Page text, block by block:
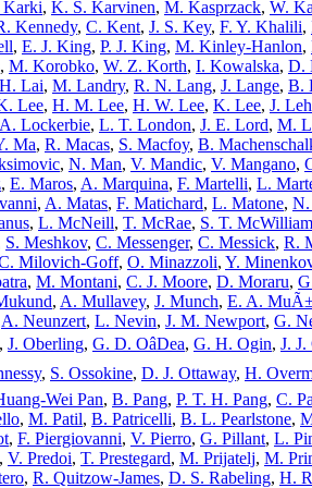
Karki, K. S. Karvinen, M. Kasprzack, W.
Kennedy, C. Kent, J. S. Key, F. Y. Khalili,
, E. J. King, P. J. King, M. Kinley-Hanlon,
, M. Korobko, W. Z. Korth, I. Kowalska, D.
Lai, M. Landry, R. N. Lang, J. Lange, B.
Lee, H. M. Lee, H. W. Lee, K. Lee, J.
Lockerbie, L. T. London, J. E. Lord, M.
Ma, R. Macas, S. Macfoy, B.
, N. Man, V. Mandic, V. Mangano,
, E. Maros, A. Marquina, F. Martelli, L.
, A. Matas, F. Matichard, L. Matone, N.
, L. McNeill, T. McRae, S. T.
S. Meshkov, C. Messenger, C. Messick, R.
Milovich-Goff, O. Minazzoli, Y.
, M. Montani, C. J. Moore, D. Moraru,
, A. Mullavey, J. Munch, E. A.
A. Neunzert, L. Nevin, J. M. Newport, G.
, J. Oberling, G. D. OâDea, G. H. Ogin, J. J.
, S. Ossokine, D. J. Ottaway, H.
Wei Pan, B. Pang, P. T. H. Pang, C.
, M. Patil, B. Patricelli, B. L. Pearlstone,
, F. Piergiovanni, V. Pierro, G. Pillant, L.
, V. Predoi, T. Prestegard, M. Prijatelj, M.
, R. Quitzow-James, D. S. Rabeling, H.